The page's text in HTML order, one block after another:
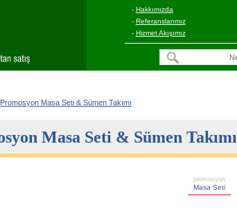
- Hakkımızda
- Referanslarımız
- Hizmet Akışımız
Promosyon Masa Seti & Sümen Takımı
Masa Seti & Sümen
promosyon
Masa Seti